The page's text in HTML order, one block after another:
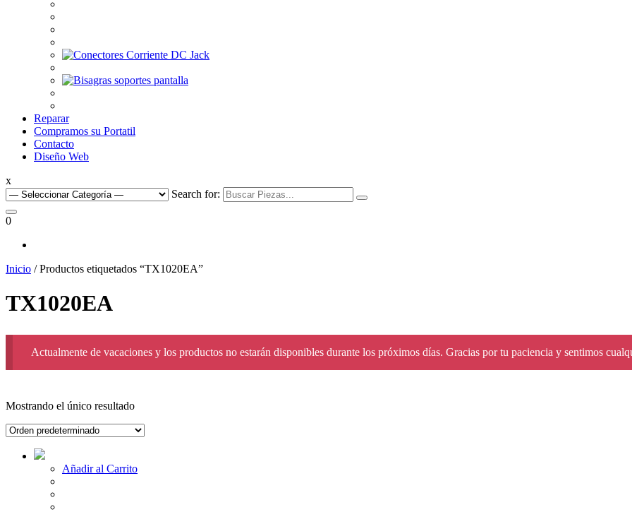
Reparar
Compramos su Portatil
Contacto
Diseño Web
x
Search for:
0
Inicio / Productos etiquetados “TX1020EA”
TX1020EA
Actualmente de vacaciones y los productos no estarán disponibles durante los próximos días. Gracias por tu paciencia y sentimos
Mostrando el único resultado
Añadir al Carrito